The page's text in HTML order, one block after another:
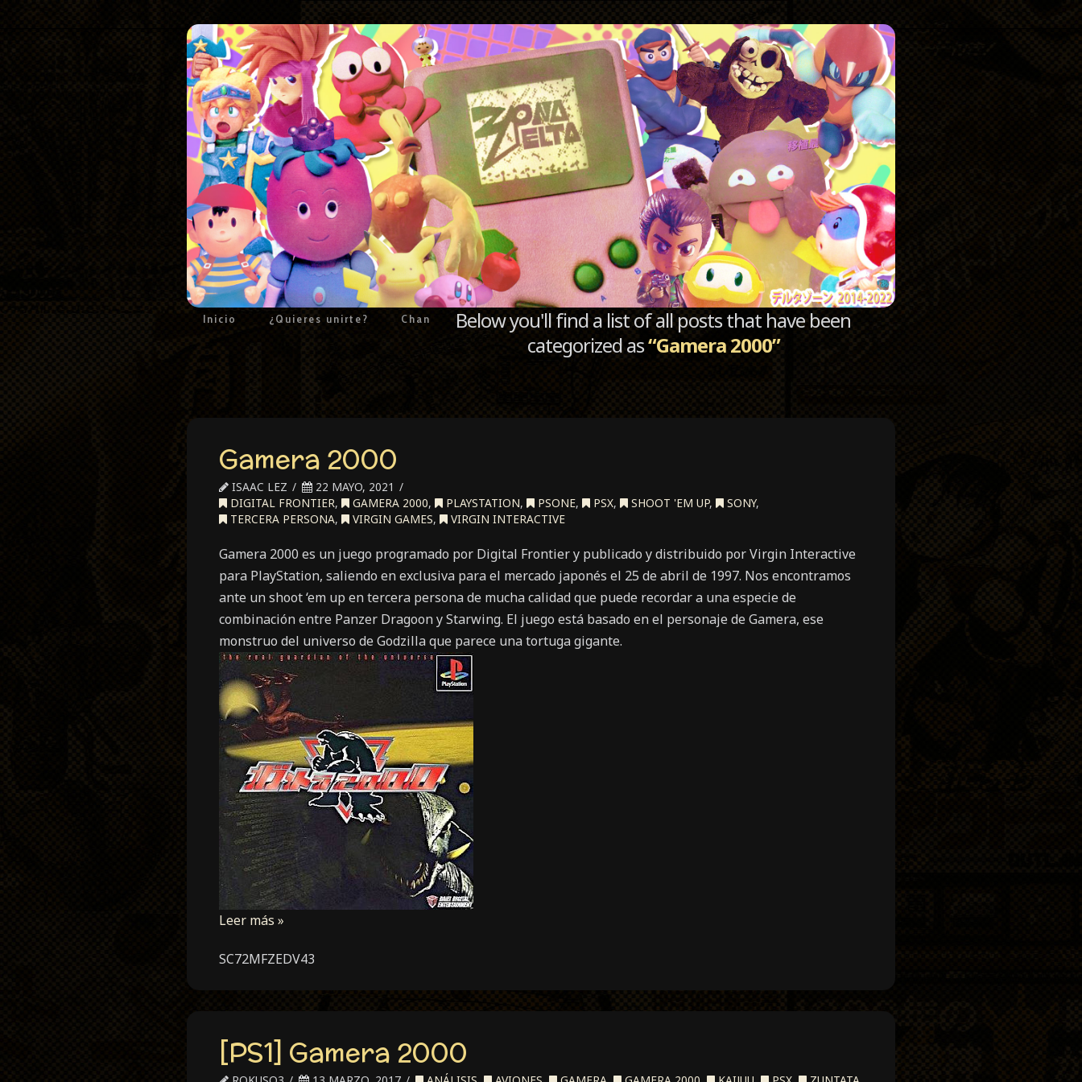
Inicio ¿Quieres unirte? Chan
Below you'll find a list of all posts that have been
categorized as“Gamera 2000”
Gamera 2000
ISAAC LEZ
22 MAYO, 2021
DIGITAL FRONTIER, GAMERA 2000, PLAYSTATION, PSONE, PSX, SHOOT 'EM UP, SONY,
TERCERA PERSONA, VIRGIN GAMES, VIRGIN INTERACTIVE
Gamera 2000 es un juego programado por Digital Frontier y publicado y distribuido por Virgin Interactive
para PlayStation, saliendo en exclusiva para el mercado japonés el 25 de abril de 1997. Nos encontramos
ante un shoot ‘em up en tercera persona de mucha calidad que puede recordar a una especie de
combinación entre Panzer Dragoon y Starwing. El juego está basado en el personaje de Gamera, ese
monstruo del universo de Godzilla que parece una tortuga gigante.
Leer más »
SC72MFZEDV43
[PS1] Gamera 2000